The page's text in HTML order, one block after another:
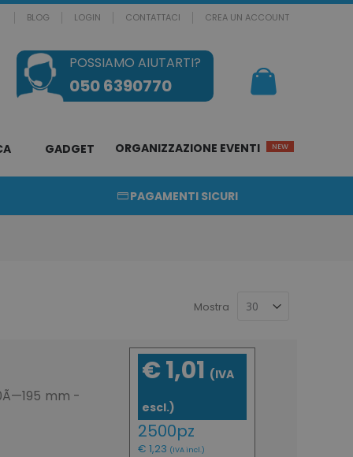
BLOG LOGIN CONTATTACI CREA UN ACCOUNT
POSSIAMO AIUTARTI?
050 6390770
GADGET ORGANIZZAZIONE EVENTI NEW
PAGAMENTI SICURI
Mostra
mm -
€ 1,01 (IVA
escl.)
2500pz
€ 1,23 (IVA incl.)